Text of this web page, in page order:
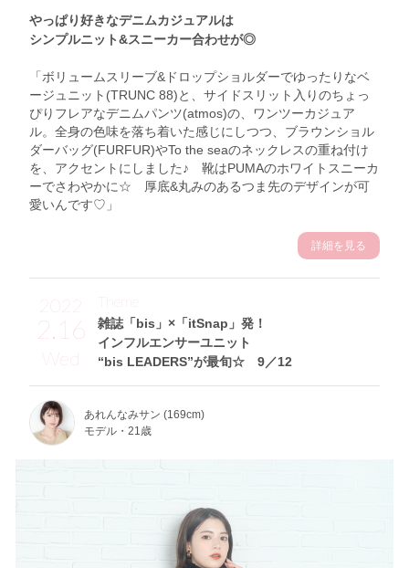
やっぱり好きなデニムカジュアルは
シンプルニット&スニーカー合わせが◎
「ボリュームスリーブ&ドロップショルダーでゆったりなベ
ージュニット(TRUNC 88)と、サイドスリット入りのちょっ
ぴりフレアなデニムパンツ(atmos)の、ワンツーカジュア
ル。全身の色味を落ち着いた感じにしつつ、ブラウンショル
ダーバッグ(FURFUR)やTo the seaのネックレスの重ね付け
を、アクセントにしました♪ 靴はPUMAのホワイトスニーカ
ーでさわやかに☆ 厚底&丸みのあるつま先のデザインが可
愛いんです♡」
詳細を見る
2.16
Wed
雑誌「bis」×「itSnap」発！
インフルエンサーユニット
“bis LEADERS”が最旬☆ 9／12
Theme
あれんなみサン (169cm)
モデル・21歳